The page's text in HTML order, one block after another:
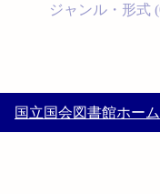
ジャンル・形式
国立国会図書館ホーム